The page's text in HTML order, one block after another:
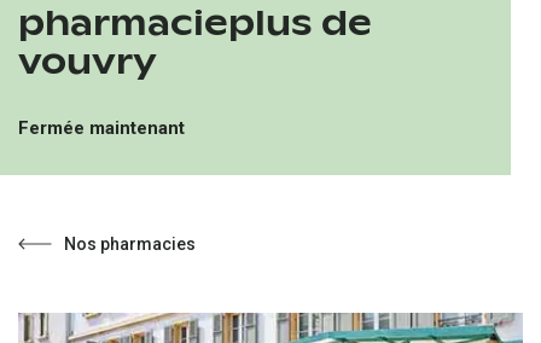
pharmacieplus de
vouvry
Fermée maintenant
Nos pharmacies